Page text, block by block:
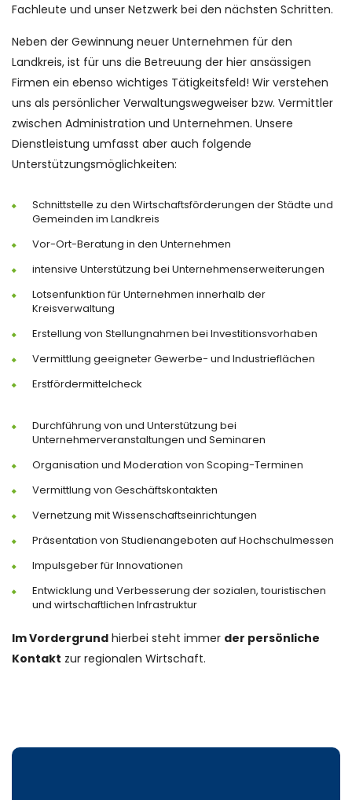
Fachleute und unser Netzwerk bei den nächsten Schritten.
Neben der Gewinnung neuer Unternehmen für den
Landkreis, ist für uns die Betreuung der hier ansässigen
Firmen ein ebenso wichtiges Tätigkeitsfeld! Wir verstehen
uns als persönlicher Verwaltungswegweiser bzw. Vermittler
zwischen Administration und Unternehmen. Unsere
Dienstleistung umfasst aber auch folgende
Unterstützungsmöglichkeiten:
Schnittstelle zu den Wirtschaftsförderungen der Städte und
Gemeinden im Landkreis
Vor-Ort-Beratung in den Unternehmen
intensive Unterstützung bei Unternehmenserweiterungen
Lotsenfunktion für Unternehmen innerhalb der
Kreisverwaltung
Erstellung von Stellungnahmen bei Investitionsvorhaben
Vermittlung geeigneter Gewerbe- und Industrieflächen
Erstfördermittelcheck
Durchführung von und Unterstützung bei
Unternehmerveranstaltungen und Seminaren
Organisation und Moderation von Scoping-Terminen
Vermittlung von Geschäftskontakten
Vernetzung mit Wissenschaftseinrichtungen
Präsentation von Studienangeboten auf Hochschulmessen
Impulsgeber für Innovationen
Entwicklung und Verbesserung der sozialen, touristischen
und wirtschaftlichen Infrastruktur
Im Vordergrund hierbei steht immer der persönliche
Kontakt zur regionalen Wirtschaft.